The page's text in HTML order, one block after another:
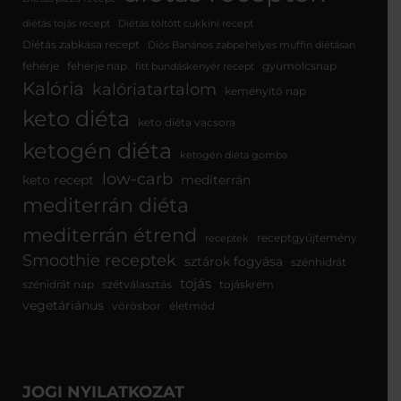
diétás tojás recept Diétás töltött cukkini recept
Diétás zabkása recept Diós Banános zabpehelyes muffin diétásan
fehérje fehérje nap fitt bundáskenyér recept gyümölcsnap
Kalória kalóriatartalom keményítő nap
keto diéta keto diéta vacsora
ketogén diéta ketogén diéta gomba
keto recept low-carb mediterrán
mediterrán diéta
mediterrán étrend receptek receptgyűjtemény
Smoothie receptek sztárok fogyása
szénhidrát
szénidrát nap
szétválasztás tojás tojáskrém
vegetáriánus vörösbor életmód
JOGI NYILATKOZAT